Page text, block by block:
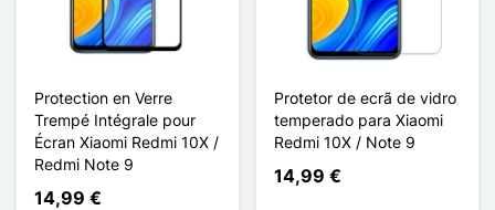
Protection en Verre
Trempé Intégrale pour
Écran Xiaomi Redmi 10X /
Redmi Note 9
14,99 €
Protetor de ecrã de vidro
temperado para Xiaomi
Redmi 10X / Note 9
14,99 €